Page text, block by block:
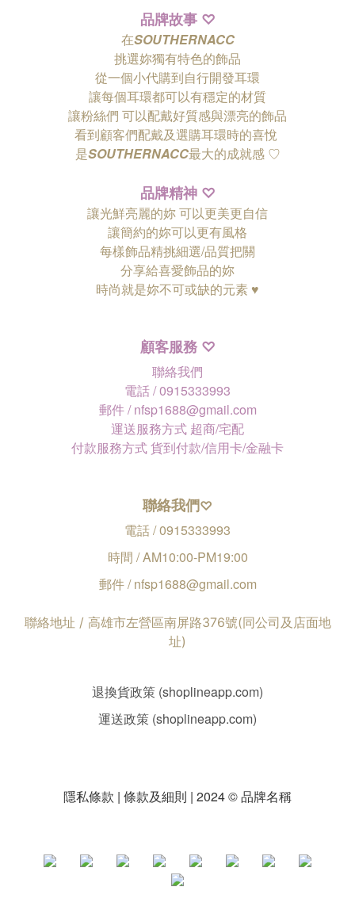
品牌故事 ♡
在SOUTHERNACC
挑選妳獨有特色的飾品
從一個小代購到自行開發耳環
讓每個耳環都可以有穩定的材質
讓粉絲們 可以配戴好質感與漂亮的飾品
看到顧客們配戴及選購耳環時的喜悅
是SOUTHERNACC最大的成就感 ♡
品牌精神 ♡
讓光鮮亮麗的妳 可以更美更自信
讓簡約的妳可以更有風格
每樣飾品精挑細選/品質把關
分享給喜愛飾品的妳
時尚就是妳不可或缺的元素 ♥
顧客服務 ♡
聯絡我們
電話 / 0915333993
郵件 / nfsp1688@gmail.com
運送服務方式 超商/宅配
付款服務方式 貨到付款/信用卡/金融卡
聯絡我們♡
電話 / 0915333993
時間 / AM10:00-PM19:00
郵件 / nfsp1688@gmail.com
聯絡地址 / 高雄市左營區南屏路376號(同公司及店面地
址)
退換貨政策 (shoplineapp.com)
運送政策 (shoplineapp.com)
隱私條款 | 條款及細則 | 2024 © 品牌名稱